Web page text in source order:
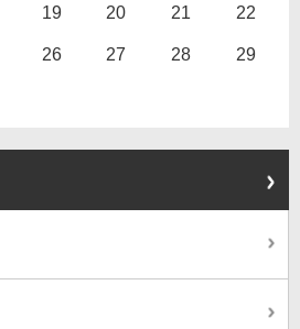
19 20 21 22
26 27 28 29